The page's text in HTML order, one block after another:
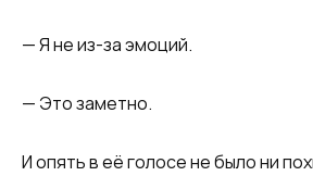
— Я не из-за эмоций.
— Это заметно.
И опять в её голосе не было ни